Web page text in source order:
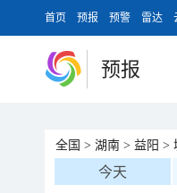
首页 预报 预警 雷达
预报
全国 > 湖南 > 益阳 >
今天